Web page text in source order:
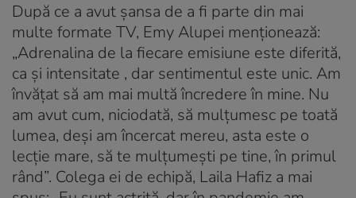
După ce a avut șansa de a fi parte din mai
multe formate TV, Emy Alupei menționează:
„Adrenalina de la fiecare emisiune este diferită,
ca și intensitate , dar sentimentul este unic. Am
învățat să am mai multă încredere în mine. Nu
am avut cum, niciodată, să mulțumesc pe toată
lumea, deși am încercat mereu, asta este o
lecție mare, să te mulțumești pe tine, în primul
rând”. Colega ei de echipă, Laila Hafiz a mai